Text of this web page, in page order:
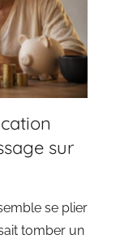
sur
se plier
tomber un